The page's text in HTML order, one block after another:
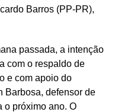
Barros (PP-PR),
passada, a intenção
com o respaldo de
e com apoio do
Barbosa, defensor de
o próximo ano. O